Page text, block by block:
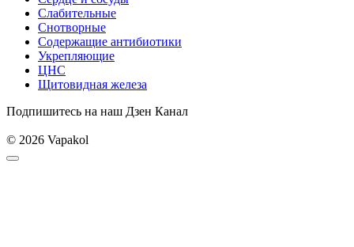
Слабительные
Снотворные
Содержащие антибиотики
Укрепляющие
ЦНС
Щитовидная железа
Подпишитесь на наш Дзен Канал
© 2026 Vapakol